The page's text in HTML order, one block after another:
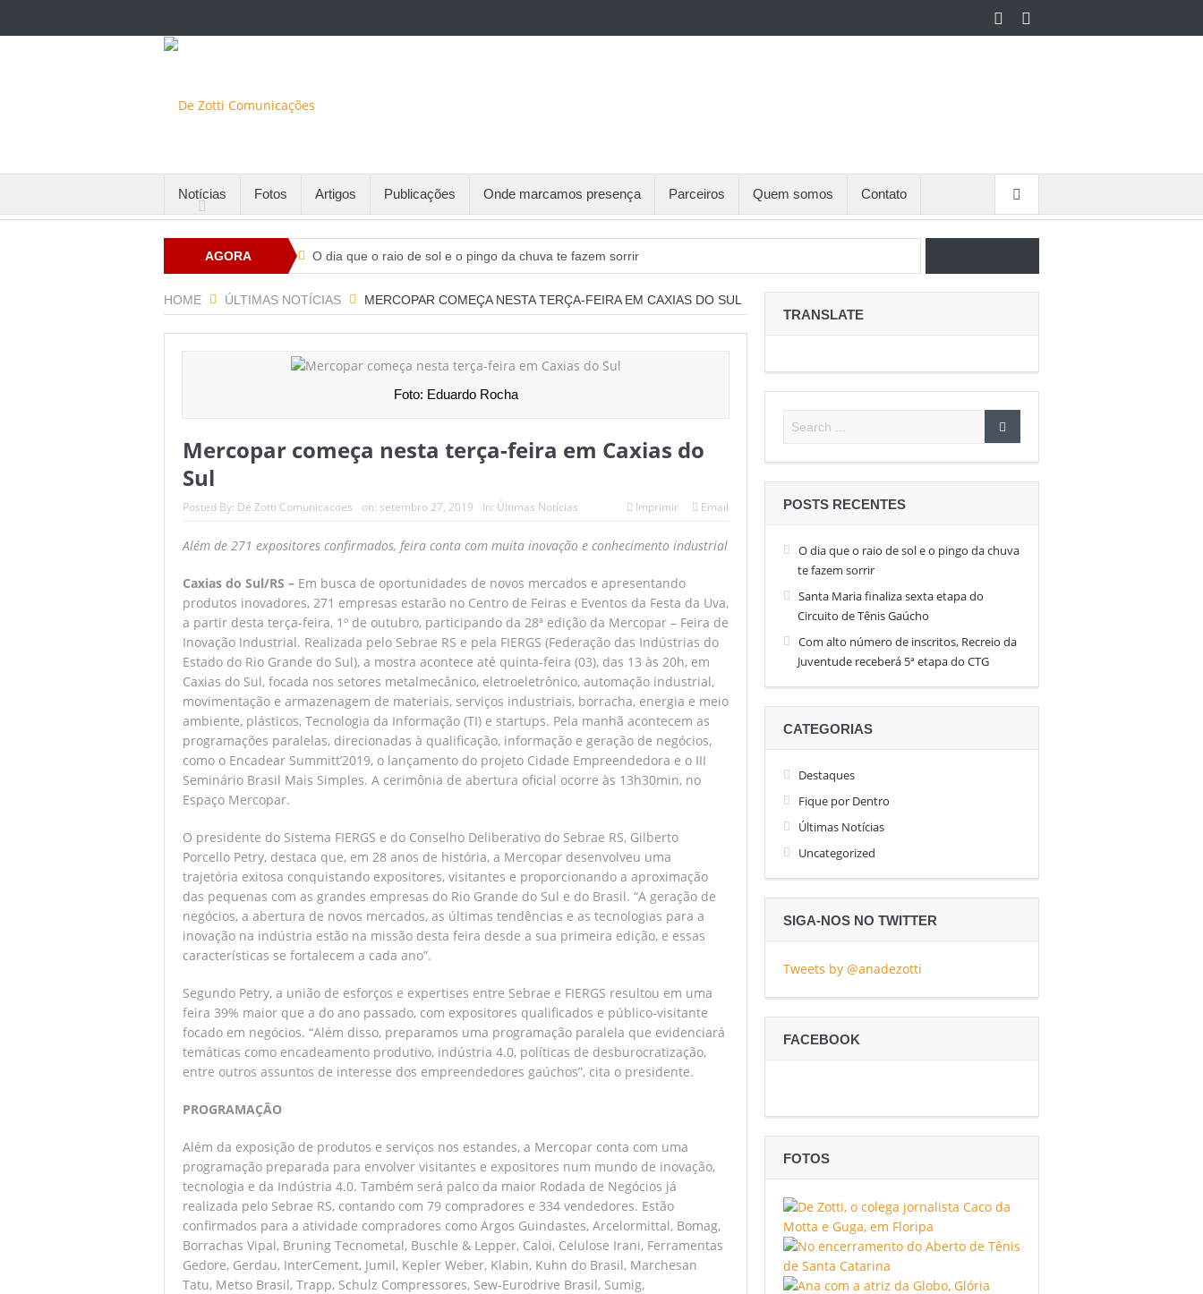
Notícias Fotos Artigos Publicações Onde marcamos presença Parceiros Quem somos Contato
AGORA O dia que o raio de sol e o pingo da chuva te fazem sorrir
Potenciais parcerias foram o destaque na Sessão de Negócios Simecan
Comissão de RH debate organização do trabalho e reivindicações sindicais para 2026
Em decisão com alto nível de tênis, Facundo Diaz Acosta é o campeão do São Léo Open 26
Seguem abertas até 13 de abril as inscrições para a Sessão de Negócios Simecan
HOME ÚLTIMAS NOTÍCIAS MERCOPAR COMEÇA NESTA TERÇA-FEIRA EM CAXIAS DO SUL
Foto: Eduardo Rocha
Mercopar começa nesta terça-feira em Caxias do
Sul
Posted By: De Zotti Comunicacoes on: setembro 27, 2019 In: Últimas Notícias Imprimir Email
Além de 271 expositores confirmados, feira conta com muita inovação e conhecimento industrial
Caxias do Sul/RS – Em busca de oportunidades de novos mercados e apresentando
produtos inovadores, 271 empresas estarão no Centro de Feiras e Eventos da Festa da Uva,
a partir desta terça-feira, 1º de outubro, participando da 28ª edição da Mercopar – Feira de
Inovação Industrial. Realizada pelo Sebrae RS e pela FIERGS (Federação das Indústrias do
Estado do Rio Grande do Sul), a mostra acontece até quinta-feira (03), das 13 às 20h, em
Caxias do Sul, focada nos setores metalmecânico, eletroeletrônico, automação industrial,
movimentação e armazenagem de materiais, serviços industriais, borracha, energia e meio
ambiente, plásticos, Tecnologia da Informação (TI) e startups. Pela manhã acontecem as
programações paralelas, direcionadas à qualificação, informação e geração de negócios,
como o Encadear Summitt’2019, o lançamento do projeto Cidade Empreendedora e o III
Seminário Brasil Mais Simples. A cerimônia de abertura oficial ocorre às 13h30min, no
Espaço Mercopar.
O presidente do Sistema FIERGS e do Conselho Deliberativo do Sebrae RS, Gilberto
Porcello Petry, destaca que, em 28 anos de história, a Mercopar desenvolveu uma
trajetória exitosa conquistando expositores, visitantes e proporcionando a aproximação
das pequenas com as grandes empresas do Rio Grande do Sul e do Brasil. “A geração de
negócios, a abertura de novos mercados, as últimas tendências e as tecnologias para a
inovação na indústria estão na missão desta feira desde a sua primeira edição, e essas
características se fortalecem a cada ano”.
Segundo Petry, a união de esforços e expertises entre Sebrae e FIERGS resultou em uma
feira 39% maior que a do ano passado, com expositores qualificados e público-visitante
focado em negócios. “Além disso, preparamos uma programação paralela que evidenciará
temáticas como encadeamento produtivo, indústria 4.0, políticas de desburocratização,
entre outros assuntos de interesse dos empreendedores gaúchos”, cita o presidente.
PROGRAMAÇÃO
Além da exposição de produtos e serviços nos estandes, a Mercopar conta com uma
programação preparada para envolver visitantes e expositores num mundo de inovação,
tecnologia e da Indústria 4.0. Também será palco da maior Rodada de Negócios já
realizada pelo Sebrae RS, contando com 79 compradores e 334 vendedores. Estão
confirmados para a atividade compradores como Argos Guindastes, Arcelormittal, Bomag,
Borrachas Vipal, Bruning Tecnometal, Buschle & Lepper, Caloi, Celulose Irani, Ferramentas
Gedore, Gerdau, InterCement, Jumil, Kepler Weber, Klabin, Kuhn do Brasil, Marchesan
Tatu, Metso Brasil, Trapp, Schulz Compressores, Sew-Eurodrive Brasil, Sumig,
TRANSLATE
POSTS RECENTES
O dia que o raio de sol e o pingo da chuva
te fazem sorrir
Santa Maria finaliza sexta etapa do
Circuito de Tênis Gaúcho
Com alto número de inscritos, Recreio da
Juventude receberá 5ª etapa do CTG
CATEGORIAS
Destaques
Fique por Dentro
Últimas Notícias
Uncategorized
SIGA-NOS NO TWITTER
Tweets by @anadezotti
FACEBOOK
FOTOS